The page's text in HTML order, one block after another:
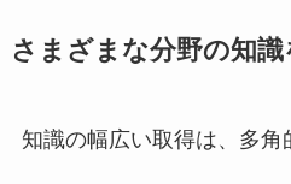
さまざまな分野の知識
知識の幅広い取得は、多角